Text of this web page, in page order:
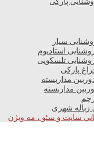
سیار
استادیوم
تلسکوپی
پارکی
مداربسته
مداربسته
شهری
سایت و سئو ، مه ویژن